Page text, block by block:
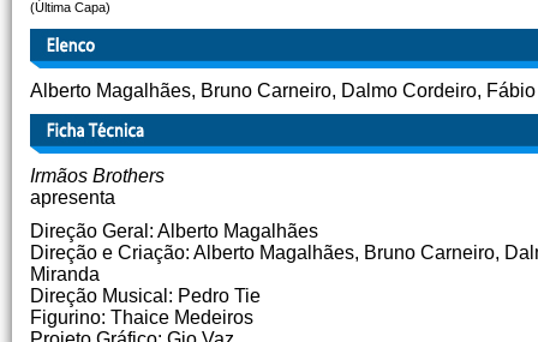
(Última Capa)
Alberto Magalhães, Bruno Carneiro, Dalmo Cordeiro,
Irmãos Brothers
apresenta
Direção Geral: Alberto Magalhães
Direção e Criação: Alberto Magalhães, Bruno Carneiro,
Miranda
Direção Musical: Pedro Tie
Figurino: Thaice Medeiros